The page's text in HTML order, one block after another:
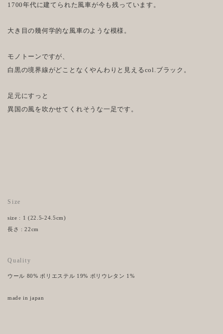
1700年代に建てられた風車が今も残っています。
大き目の幾何学的な風車のような模様。
モノトーンですが、
白黒の境界線がどことなくやんわりと見えるcol.ブラック。
足元にすっと
異国の風を吹かせてくれそうな一足です。
Size
size : 1 (22.5-24.5cm)
長さ : 22cm
Quality
ウール 80% ポリエステル 19% ポリウレタン 1%
made in japan